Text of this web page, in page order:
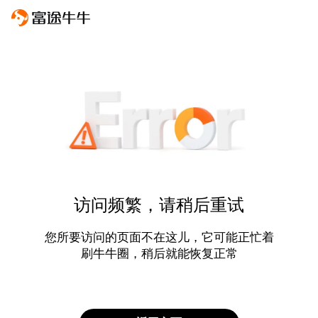
访问频繁，请稍后重试
您所要访问的页面不在这儿，它可能正忙着
刷牛牛圈，稍后就能恢复正常